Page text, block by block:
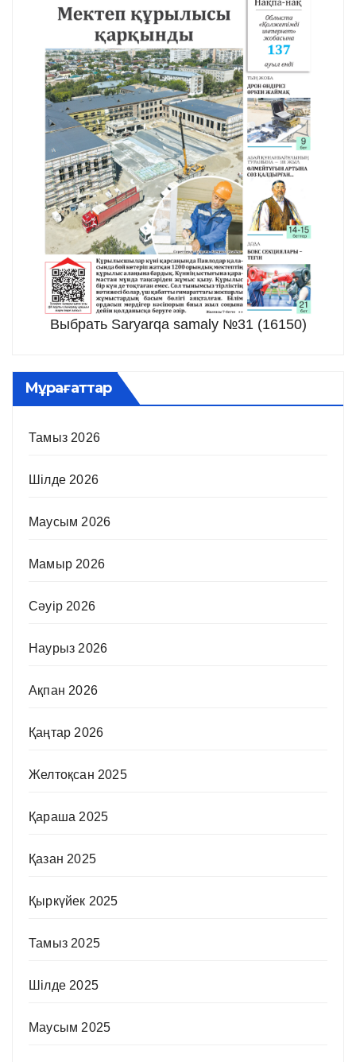
Выбрать Saryarqa samaly №31 (16150)
Мұрағаттар
Тамыз 2026
Шілде 2026
Маусым 2026
Мамыр 2026
Сәуір 2026
Наурыз 2026
Ақпан 2026
Қаңтар 2026
Желтоқсан 2025
Қараша 2025
Қазан 2025
Қыркүйек 2025
Тамыз 2025
Шілде 2025
Маусым 2025